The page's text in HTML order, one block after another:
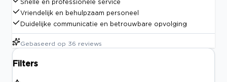
Snelle en professionele service
Vriendelijk en behulpzaam personeel
Duidelijke communicatie en betrouwbare opvolging
Gebaseerd op 36 reviews
Filters